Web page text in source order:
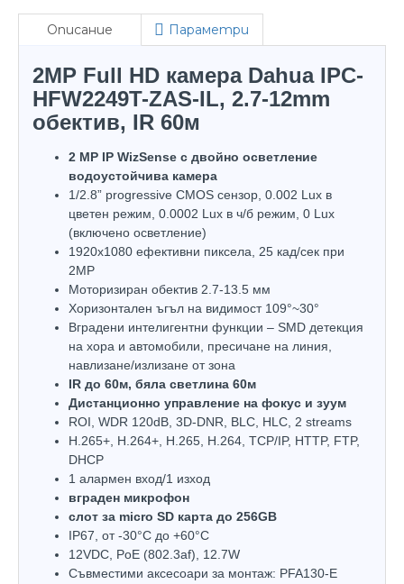
Описание Параметри
2MP Full HD камера Dahua IPC-
HFW2249T-ZAS-IL, 2.7-12mm
обектив, IR 60м
2 MP IP WizSense с двойно осветление
водоустойчива камера
1/2.8” progressive CMOS сензор, 0.002 Lux в
цветен режим, 0.0002 Lux в ч/б режим, 0 Lux
(включено осветление)
1920х1080 ефективни пиксела, 25 кад/сек при
2MP
Моторизиран обектив 2.7-13.5 мм
Хоризонтален ъгъл на видимост 109°~30°
Вградени интелигентни функции – SMD детекция
на хора и автомобили, пресичане на линия,
навлизане/излизане от зона
IR до 60м, бяла светлина 60м
Дистанционно управление на фокус и зуум
ROI, WDR 120dB, 3D-DNR, BLC, HLC, 2 streams
H.265+, H.264+, H.265, H.264, TCP/IP, HTTP, FTP,
DHCP
1 алармен вход/1 изход
вграден микрофон
слот за micro SD карта до 256GB
IP67, oт -30°С до +60°С
12VDC, PoE (802.3af), 12.7W
Съвместими аксесоари за монтаж: PFA130-E